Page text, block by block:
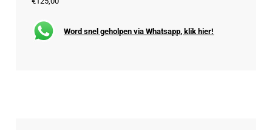
Word snel geholpen via Whatsapp, klik hier!